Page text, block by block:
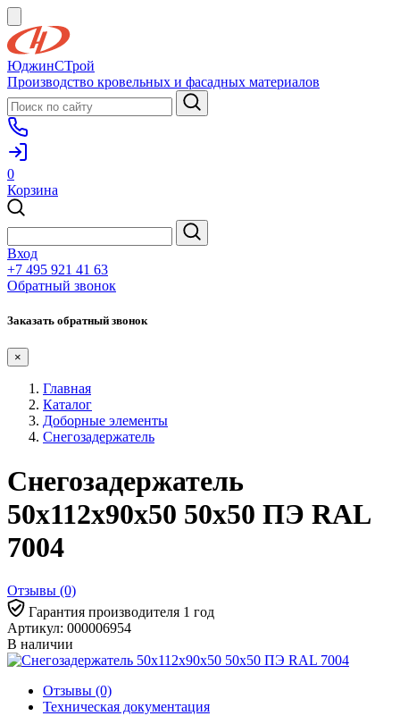
ЮджинСТрой
Производство кровельных и фасадных материалов
0
Корзина
Вход
+7 495 921 41 63
Обратный звонок
Заказать обратный звонок
×
Главная
Каталог
Доборные элементы
Снегозадержатель
Снегозадержатель
50х112х90х50 50х50 ПЭ RAL
7004
Отзывы (0)
Гарантия производителя 1 год
Артикул: 000006954
В наличии
Отзывы (0)
Техническая документация